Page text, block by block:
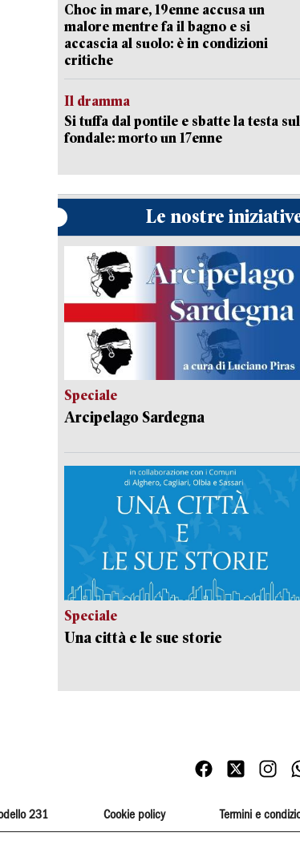
Choc in mare, 19enne accusa un
malore mentre fa il bagno e si
accascia al suolo: è in condizioni
critiche
Il dramma
Si tuffa dal pontile e sbatte la testa sul
fondale: morto un 17enne
Le nostre
Speciale
Arcipelago Sardegna
Speciale
Una città e le sue storie
231 Cookie policy Termini e